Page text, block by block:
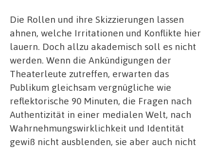
Die Rollen und ihre Skizzierungen lassen
ahnen, welche Irritationen und Konflikte hier
lauern. Doch allzu akademisch soll es nicht
werden. Wenn die Ankündigungen der
Theaterleute zutreffen, erwarten das
Publikum gleichsam vergnügliche wie
reflektorische 90 Minuten, die Fragen nach
Authentizität in einer medialen Welt, nach
Wahrnehmungswirklichkeit und Identität
gewiß nicht ausblenden, sie aber auch nicht